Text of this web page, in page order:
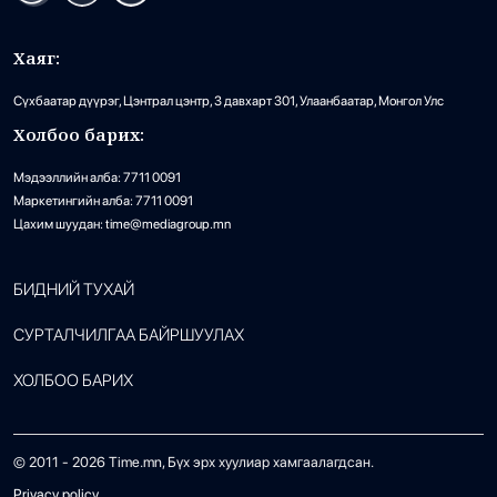
Хаяг:
Сүхбаатар дүүрэг, Цэнтрал цэнтр, 3 давхарт 301, Улаанбаатар, Монгол Улс
Холбоо барих:
Мэдээллийн алба: 7711 0091
Маркетингийн алба: 7711 0091
Цахим шуудан: time@mediagroup.mn
БИДНИЙ ТУХАЙ
СУРТАЛЧИЛГАА БАЙРШУУЛАХ
ХОЛБОО БАРИХ
© 2011 - 2026 Time.mn, Бүх эрх хуулиар хамгаалагдсан.